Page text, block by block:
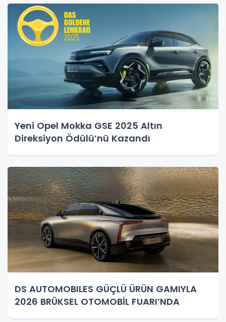
Yeni Opel Mokka GSE 2025 Altın
Direksiyon Ödülü’nü Kazandı
DS AUTOMOBILES GÜÇLÜ ÜRÜN GAMIYLA
2026 BRÜKSEL OTOMOBİL FUARI’NDA